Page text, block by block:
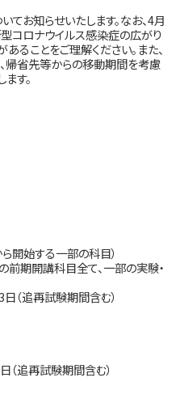
お知らせいたします。なお、4月
コロナウイルス感染症の広がり
ることをご理解ください。また、
帰省先等からの移動期間を考慮
す。
始する一部の科目）
期開講科目全て、一部の実験・
追再試験期間含む）
追再試験期間含む）